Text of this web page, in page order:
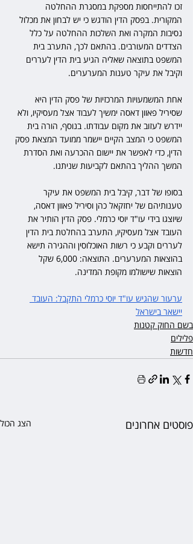
זכו להתייחסות מספקת במסגרת ההחלטה
המקורית. בפסק הדין הודגש כי יש לבחון את מכלול
נסיבות המקרה ואת השלכות ההחלטה על כלל
הצדדים המעורבים. בהתאם לכך, התערב בית
המשפט בתוצאה שאליה הגיע בית הדין לעררים
וקיבל את עיקר טענות המערערים.
אחת המשמעויות המרכזיות של פסק הדין היא
שסיריל פאוון דאסה ימשיך לעבוד אצל מעסיקיו, ולא
יידרש לעזוב את מקום עבודתו. בנוסף, הורה בית
המשפט כי המצב הקיים יישמר ממועד המצאת פסק
הדין, כדי לאפשר את יישום ההכרעה ואת הסדרת
המשך ההליך בהתאם לקביעות שניתנו.
בסופו של דבר, קיבל בית המשפט את עיקר
טענותיהם של יחזקאל כהן וסיריל פאוון דאסה,
שיוצגו בידי עו"ד יוסי כרמלי. פסק הדין הותיר את
העובד אצל מעסיקיו, התערב בהחלטת בית הדין
לעררים וקבע כי רשות האוכלוסין וההגירה תישא
בהוצאות המערערים. התוצאה: 6,000 שקל
הוצאות שישולמו מקופת המדינה.
ערעור שהגיש עו"ד יוסי כרמלי התקבל: העובד
יישאר בישראל
בשם החוק קטנות
פלילים
חדשות
פוסטים אחרונים הצג הכול